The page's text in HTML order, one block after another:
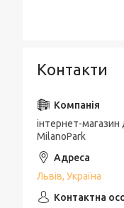
Контакти
інтернет-
MilanoPark
Львів, Україна